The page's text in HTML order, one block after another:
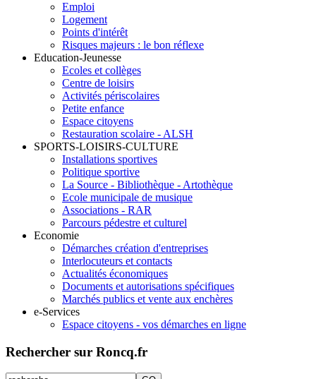
Emploi
Logement
Points d'intérêt
Risques majeurs : le bon réflexe
Education-Jeunesse
Ecoles et collèges
Centre de loisirs
Activités périscolaires
Petite enfance
Espace citoyens
Restauration scolaire - ALSH
SPORTS-LOISIRS-CULTURE
Installations sportives
Politique sportive
La Source - Bibliothèque - Artothèque
Ecole municipale de musique
Associations - RAR
Parcours pédestre et culturel
Economie
Démarches création d'entreprises
Interlocuteurs et contacts
Actualités économiques
Documents et autorisations spécifiques
Marchés publics et vente aux enchères
e-Services
Espace citoyens - vos démarches en ligne
Rechercher sur Roncq.fr